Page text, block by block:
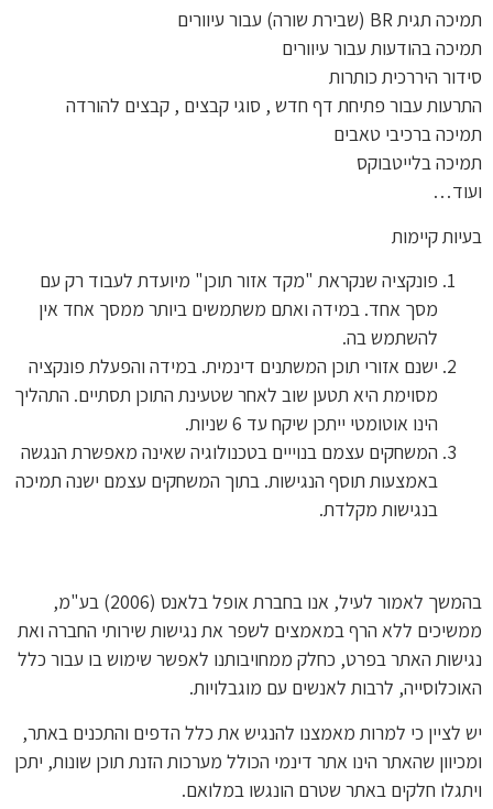
תמיכה תגית BR (שבירת שורה) עבור עיוורים
תמיכה בהודעות עבור עיוורים
סידור היררכית כותרות
התרעות עבור פתיחת דף חדש , סוגי קבצים , קבצים להורדה
תמיכה ברכיבי טאבים
תמיכה בלייטבוקס
ועוד…
בעיות קיימות
פונקציה שנקראת "מקד אזור תוכן" מיועדת לעבוד רק עם
מסך אחד. במידה ואתם משתמשים ביותר ממסך אחד אין
להשתמש בה.
ישנם אזורי תוכן המשתנים דינמית. במידה והפעלת פונקציה
מסוימת היא תטען שוב לאחר שטעינת התוכן תסתיים. התהליך
הינו אוטומטי ייתכן שיקח עד 6 שניות.
המשחקים עצמם בנוייים בטכנולוגיה שאינה מאפשרת הנגשה
באמצעות תוסף הנגישות. בתוך המשחקים עצמם ישנה תמיכה
בנגישות מקלדת.
בהמשך לאמור לעיל, אנו בחברת אופל בלאנס (2006) בע"מ,
ממשיכים ללא הרף במאמצים לשפר את נגישות שירותי החברה ואת
נגישות האתר בפרט, כחלק ממחויבותנו לאפשר שימוש בו עבור כלל
האוכלוסייה, לרבות לאנשים עם מוגבלויות.
יש לציין כי למרות מאמצנו להנגיש את כלל הדפים והתכנים באתר,
ומכיוון שהאתר הינו אתר דינמי הכולל מערכות הזנת תוכן שונות, יתכן
ויתגלו חלקים באתר שטרם הונגשו במלואם.